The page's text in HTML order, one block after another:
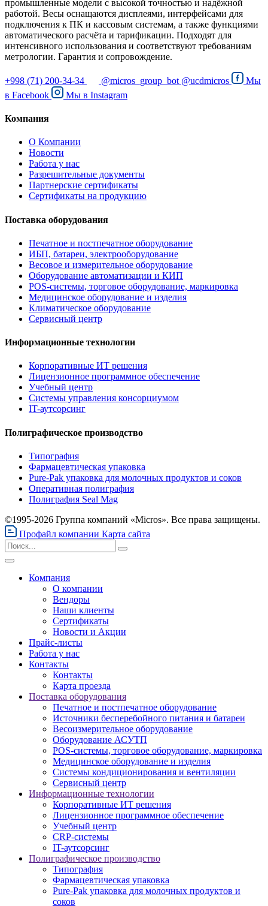
промышленные модели с высокой точностью и надёжной
работой. Весы оснащаются дисплеями, интерфейсами для
подключения к ПК и кассовым системам, а также функциями
автоматического расчёта и тарификации. Подходят для
интенсивного использования и соответствуют требованиям
метрологии. Гарантия и сопровождение.
+998 (71) 200-34-34 @micros_group_bot @ucdmicros
Мы
в Facebook Мы в Instagram
Компания
О Компании
Новости
Работа у нас
Разрешительные документы
Партнерские сертификаты
Сертификаты на продукцию
Поставка оборудования
Печатное и постпечатное оборудование
ИБП, батареи, электрооборудование
Весовое и измерительное оборудование
Оборудование автоматизации и КИП
POS-системы, торговое оборудование, маркировка
Медицинское оборудование и изделия
Климатическое оборудование
Сервисный центр
Информационные технологии
Корпоративные ИТ решения
Лицензионное программное обеспечение
Учебный центр
Системы управления консорциумом
IT-аутсорсинг
Полиграфическое производство
Типография
Фармацевтическая упаковка
Pure-Pak упаковка для молочных продуктов и соков
Оперативная полиграфия
Полиграфия Seal Mag
©1995-2026 Группа компаний «Micros». Все права защищены.
Профайл компании Карта сайта
Компания
О компании
Вендоры
Наши клиенты
Сертификаты
Новости и Акции
Прайс-листы
Работа у нас
Контакты
Контакты
Карта проезда
Поставка оборудования
Печатное и постпечатное оборудование
Источники бесперебойного питания и батареи
Весоизмерительное оборудование
Оборудование АСУТП
POS-системы, торговое оборудование, маркировка
Медицинское оборудование и изделия
Системы кондиционирования и вентиляции
Сервисный центр
Информационные технологии
Корпоративные ИТ решения
Лицензионное программное обеспечение
Учебный центр
CRP-системы
IT-аутсорсинг
Полиграфическое производство
Типография
Фармацевтическая упаковка
Pure-Pak упаковка для молочных продуктов и
соков